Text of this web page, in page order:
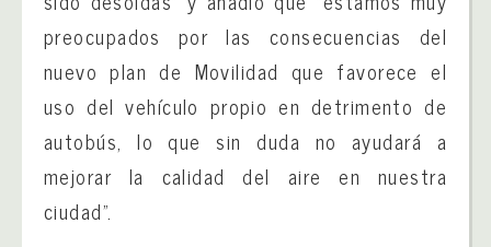
preocupados por las consecuencias del
nuevo plan de Movilidad que favorece el
uso del vehículo propio en detrimento de
autobús, lo que sin duda no ayudará a
mejorar la calidad del aire en nuestra
ciudad”.